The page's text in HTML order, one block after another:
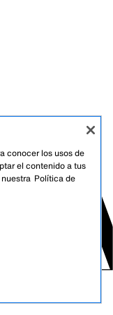
conocer los usos de
el contenido a tus
Política de